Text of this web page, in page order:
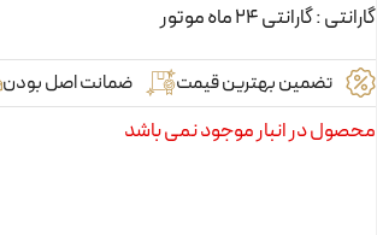
گارانتی : گارانتی 24 ماه موتور
تضمین بهترین قیمت ضمانت اصل بودن
محصول در انبار موجود نمی باشد